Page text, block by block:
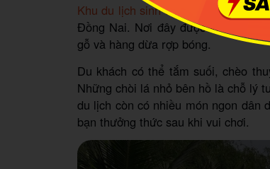
Khu du lịch sinh thái Song Long
Đồng Nai. Nơi đây được ví như
gỗ và hàng dừa rợp bóng.
Du khách có thể tắm suối, chèo
Những chòi lá nhỏ bên hồ là chỗ lý
du lịch còn có nhiều món ngon dân
bạn thưởng thức sau khi vui chơi.